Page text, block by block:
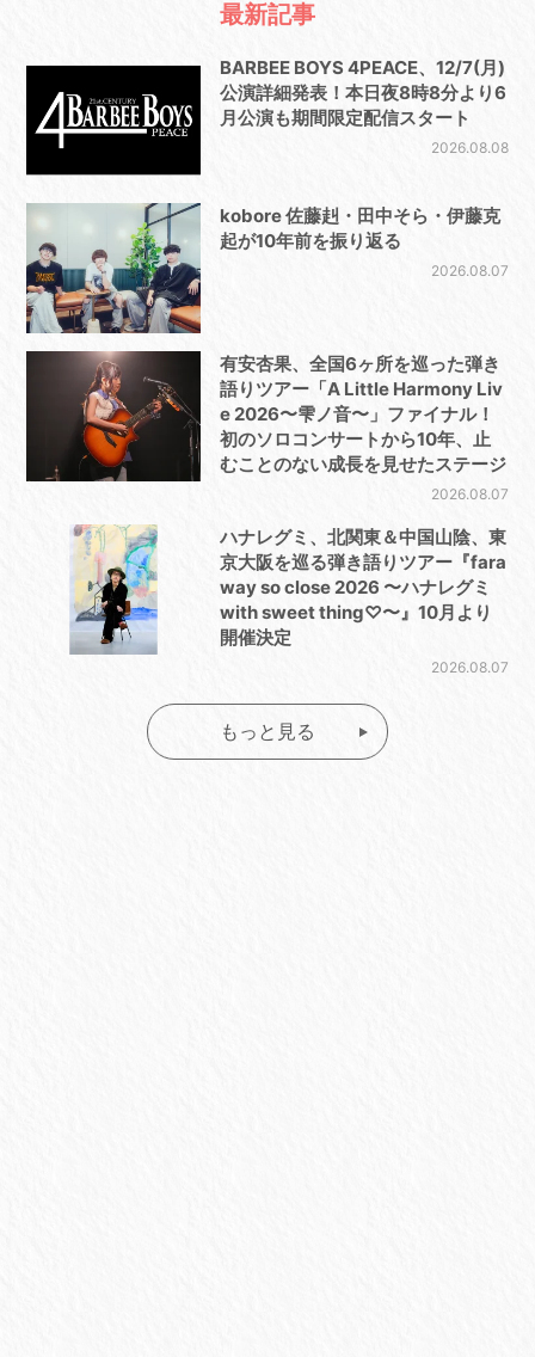
最新記事
BARBEE BOYS 4PEACE、12/7(月)
公演詳細発表！本日夜8時8分より6
月公演も期間限定配信スタート
2026.08.08
kobore 佐藤赳・田中そら・伊藤克
起が10年前を振り返る
2026.08.07
有安杏果、全国6ヶ所を巡った弾き
語りツアー「A Little Harmony Liv
e 2026〜雫ノ音〜」ファイナル！
初のソロコンサートから10年、止
むことのない成長を見せたステージ
2026.08.07
ハナレグミ、北関東＆中国山陰、東
京大阪を巡る弾き語りツアー『fara
way so close 2026 〜ハナレグミ
with sweet thing♡〜』10月より
開催決定
2026.08.07
もっと見る